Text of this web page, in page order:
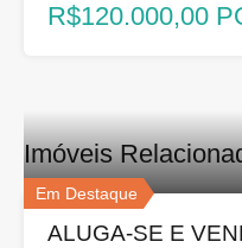
R$120.000,00
Imóveis
Em Destaque
ALUGA-SE E